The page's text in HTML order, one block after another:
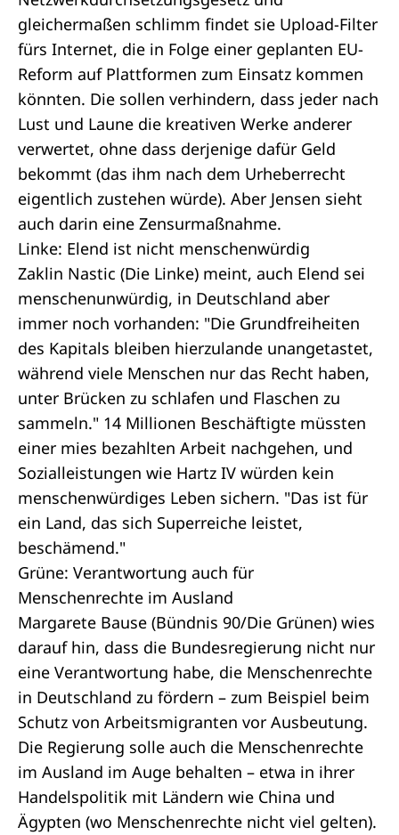
gleichermaßen schlimm findet sie Upload-Filter
fürs Internet, die in Folge einer geplanten EU-
Reform auf Plattformen zum Einsatz kommen
könnten. Die sollen verhindern, dass jeder nach
Lust und Laune die kreativen Werke anderer
verwertet, ohne dass derjenige dafür Geld
bekommt (das ihm nach dem Urheberrecht
eigentlich zustehen würde). Aber Jensen sieht
auch darin eine Zensurmaßnahme.
Linke: Elend ist nicht menschenwürdig
Zaklin Nastic (Die Linke) meint, auch Elend sei
menschenunwürdig, in Deutschland aber
immer noch vorhanden: "Die Grundfreiheiten
des Kapitals bleiben hierzulande unangetastet,
während viele Menschen nur das Recht haben,
unter Brücken zu schlafen und Flaschen zu
sammeln." 14 Millionen Beschäftigte müssten
einer mies bezahlten Arbeit nachgehen, und
Sozialleistungen wie Hartz IV würden kein
menschenwürdiges Leben sichern. "Das ist für
ein Land, das sich Superreiche leistet,
beschämend."
Grüne: Verantwortung auch für
Menschenrechte im Ausland
Margarete Bause (Bündnis 90/Die Grünen) wies
darauf hin, dass die Bundesregierung nicht nur
eine Verantwortung habe, die Menschenrechte
in Deutschland zu fördern – zum Beispiel beim
Schutz von Arbeitsmigranten vor Ausbeutung.
Die Regierung solle auch die Menschenrechte
im Ausland im Auge behalten – etwa in ihrer
Handelspolitik mit Ländern wie China und
Ägypten (wo Menschenrechte nicht viel gelten).